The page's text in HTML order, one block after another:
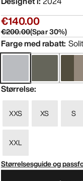
€140.00
€200.00(Spar30%)
Farge med rabatt:
Størrelse:
XXS XS S
XXL
Størrelsesguide og